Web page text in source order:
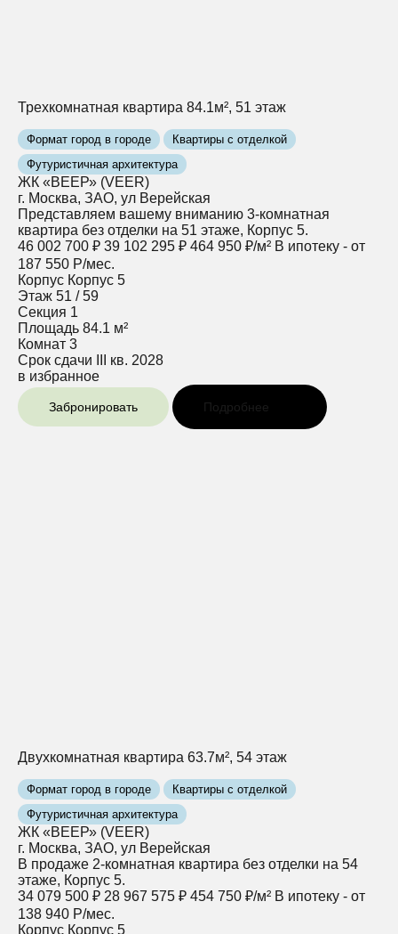
Трехкомнатная квартира 84.1м², 51 этаж
Формат город в городе
Квартиры с отделкой
Футуристичная архитектура
ЖК «ВЕЕР» (VEER)
г. Москва, ЗАО, ул Верейская
Представляем вашему вниманию 3-комнатная
квартира без отделки на 51 этаже, Корпус 5.
46 002 700 ₽ 39 102 295 ₽ 464 950 ₽/м² В ипотеку - от
187 550 Р/мес.
Корпус Корпус 5
Этаж 51 / 59
Секция 1
Площадь 84.1 м²
Комнат 3
Срок сдачи
III кв. 2028
в избранное
Забронировать Подробнее
Двухкомнатная квартира 63.7м², 54 этаж
Формат город в городе
Квартиры с отделкой
Футуристичная архитектура
ЖК «ВЕЕР» (VEER)
г. Москва, ЗАО, ул Верейская
В продаже 2-комнатная квартира без отделки на 54
этаже, Корпус 5.
34 079 500 ₽ 28 967 575 ₽ 454 750 ₽/м² В ипотеку - от
138 940 Р/мес.
Корпус Корпус 5